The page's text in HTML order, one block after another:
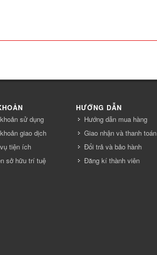
sử dụng
giao dịch
tiện ích
sở hữu trí tuệ
HƯỚNG DẪN
Hướng dẫn mua hàng
Giao nhận và thanh toán
Đổi trả và bảo hành
Đăng kí thành viên